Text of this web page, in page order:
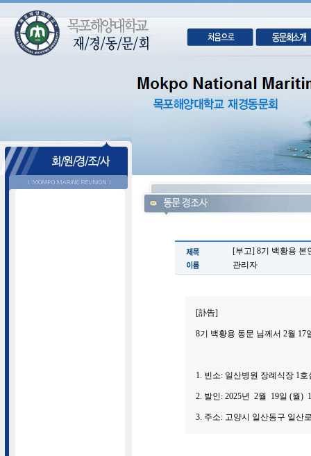
[부고] 8기 백황용 본
관리자
[訃告]
8기 백황용 동문 님께서 2월
1. 빈소: 일산병원 장례식장 1호
2. 발인: 2025년 2월 19일 (월)
3. 주소: 고양시 일산동구 일산